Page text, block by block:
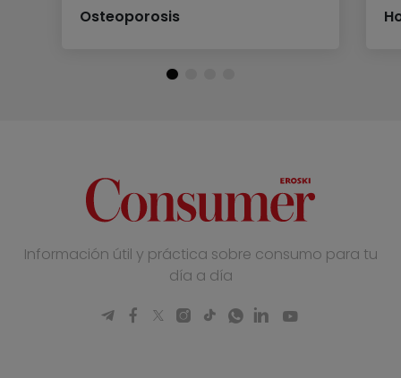
Osteoporosis
Información útil y práctica sobre consumo para tu
día a día